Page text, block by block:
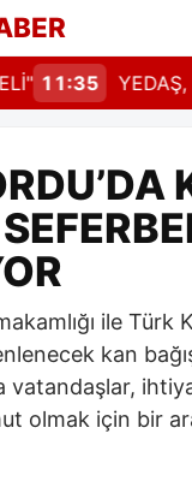
11:35 YEDAŞ,
ile Türk
kan
vatandaşlar,
olmak için bir